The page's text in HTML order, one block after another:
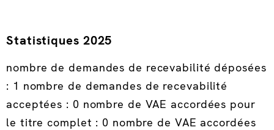
Statistiques 2025
nombre de demandes de recevabilité déposées
: 1 nombre de demandes de recevabilité
acceptées : 0 nombre de VAE accordées pour
le titre complet : 0 nombre de VAE accordées